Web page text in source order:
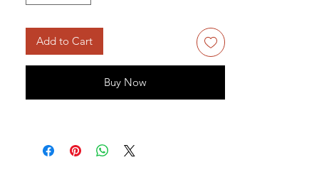
Add to Cart
Buy Now